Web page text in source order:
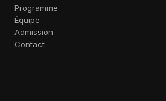
Programme
Équipe
Admission
Contact